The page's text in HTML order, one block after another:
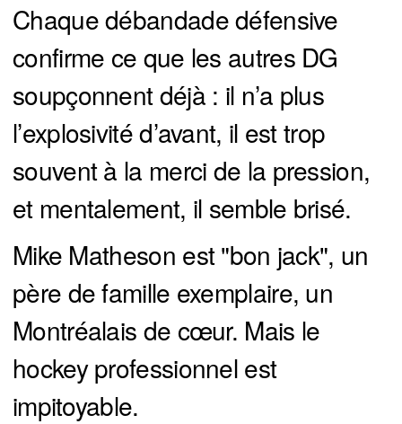
Chaque débandade défensive
confirme ce que les autres DG
soupçonnent déjà : il n’a plus
l’explosivité d’avant, il est trop
souvent à la merci de la pression,
et mentalement, il semble brisé.
Mike Matheson est "bon jack", un
père de famille exemplaire, un
Montréalais de cœur. Mais le
hockey professionnel est
impitoyable.